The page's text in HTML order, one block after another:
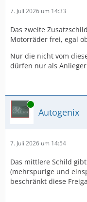
7. Juli 2026 um 14:33
Das zweite
Motorräder frei, egal
Nur die nicht vom
dürfen nur als
Online
Autogenix
7. Juli 2026 um 14:54
Das mittlere Schild
(mehrspurige und
beschränkt diese